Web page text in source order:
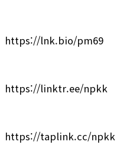
https://lnk.bio/pm69
https://linktr.ee/npkk
https://taplink.cc/npkk